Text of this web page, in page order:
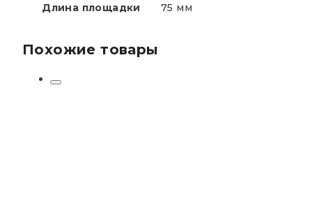
Длина площадки 75 мм
Похожие товары